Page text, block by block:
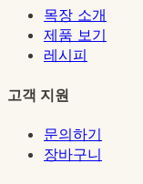
목장 소개
제품 보기
레시피
고객 지원
문의하기
장바구니